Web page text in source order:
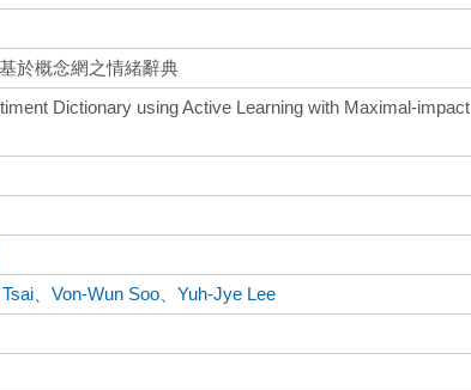
於概念網之情緒辭典
Dictionary using Active Learning with Maximal-impact
、Von-Wun Soo 、Yuh-Jye Lee